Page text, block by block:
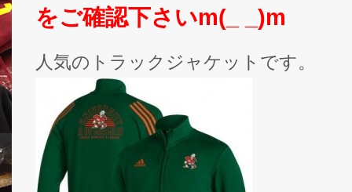
をご確認下さいm(_ _)m
人気のトラックジャケットです。